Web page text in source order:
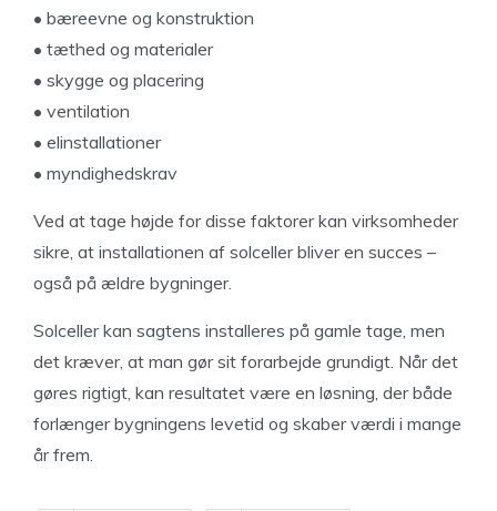
• bæreevne og konstruktion
• tæthed og materialer
• skygge og placering
• ventilation
• elinstallationer
• myndighedskrav
Ved at tage højde for disse faktorer kan virksomheder
sikre, at installationen af solceller bliver en succes –
også på ældre bygninger.
Solceller kan sagtens installeres på gamle tage, men
det kræver, at man gør sit forarbejde grundigt. Når det
gøres rigtigt, kan resultatet være en løsning, der både
forlænger bygningens levetid og skaber værdi i mange
år frem.